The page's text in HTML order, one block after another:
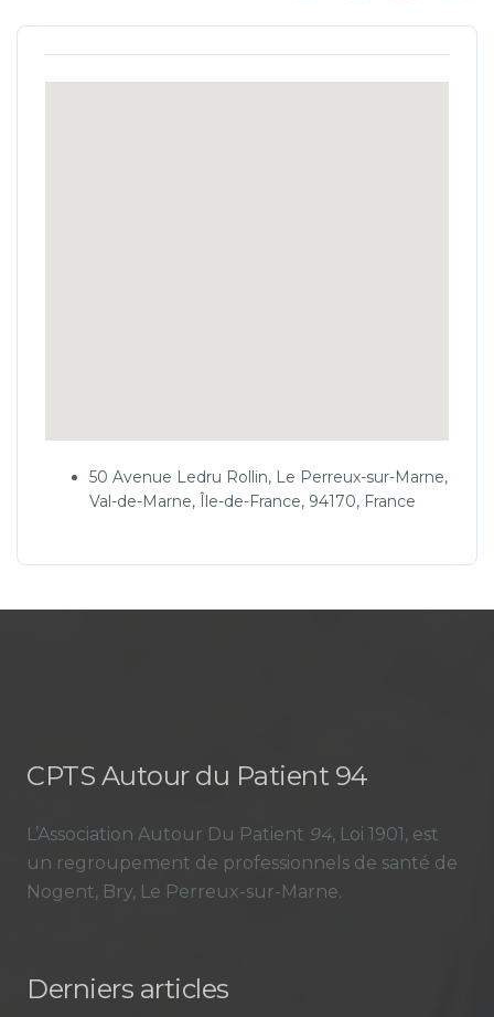
50 Avenue Ledru Rollin, Le Perreux-sur-Marne,
Val-de-Marne, Île-de-France, 94170, France
CPTS Autour du Patient 94
L’Association Autour Du Patient 94, Loi 1901, est
un regroupement de professionnels de santé de
Nogent, Bry, Le Perreux-sur-Marne.
Derniers articles